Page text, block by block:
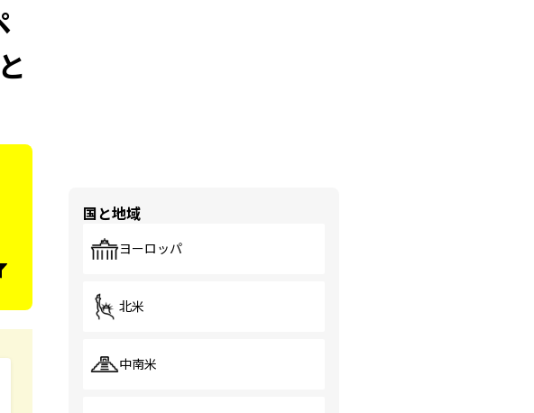
国と地域
ヨーロッパ
北米
中南米